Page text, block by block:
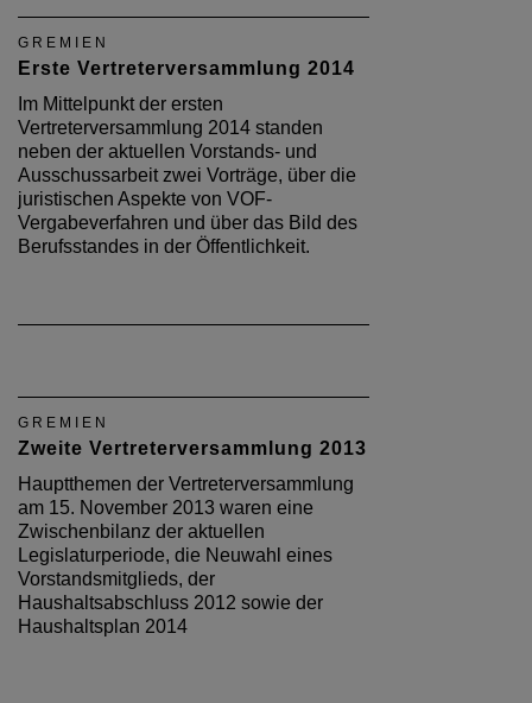
GREMIEN
Erste Vertreterversammlung 2014
Im Mittelpunkt der ersten
Vertreterversammlung 2014 standen
neben der aktuellen Vorstands- und
Ausschussarbeit zwei Vorträge, über die
juristischen Aspekte von VOF-
Vergabeverfahren und über das Bild des
Berufsstandes in der Öffentlichkeit.
GREMIEN
Zweite Vertreterversammlung 2013
Hauptthemen der Vertreterversammlung
am 15. November 2013 waren eine
Zwischenbilanz der aktuellen
Legislaturperiode, die Neuwahl eines
Vorstandsmitglieds, der
Haushaltsabschluss 2012 sowie der
Haushaltsplan 2014